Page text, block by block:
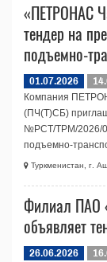
«ПЕТРОНАС
тендер на
подъемно-
01.07.2026
Компания
(ПЧ(Т)СБ)
№PCT/TPM/2026/
подъемно-
Туркменистан, г.
Филиал ПАО
объявляет
26.06.2026